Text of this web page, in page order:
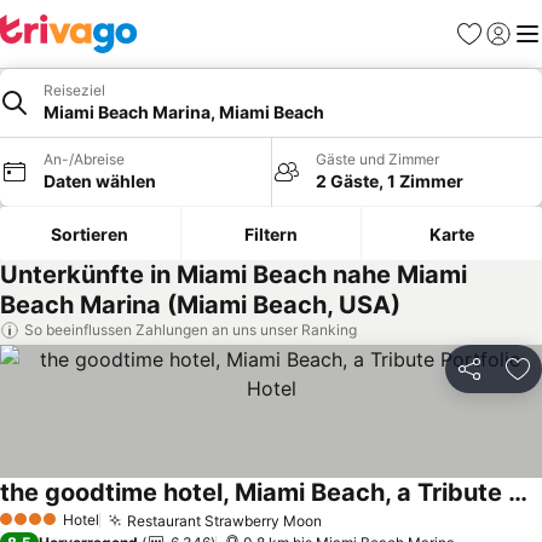
Favoriten
Reiseziel
Miami Beach Marina, Miami Beach
An-/Abreise
Daten wählen
Gäste und Zimmer
2 Gäste, 1 Zimmer
Sortieren Filtern Karte
Unterkünfte in Miami Beach nahe Miami
Beach Marina (Miami Beach, USA)
So beeinflussen Zahlungen an uns unser Ranking
Teilen
4 Sterne Hotel Restaurant Strawberry Moon
the goodtime hotel, Miami Beach, a Tribute Portfolio Hotel
Preise sehen